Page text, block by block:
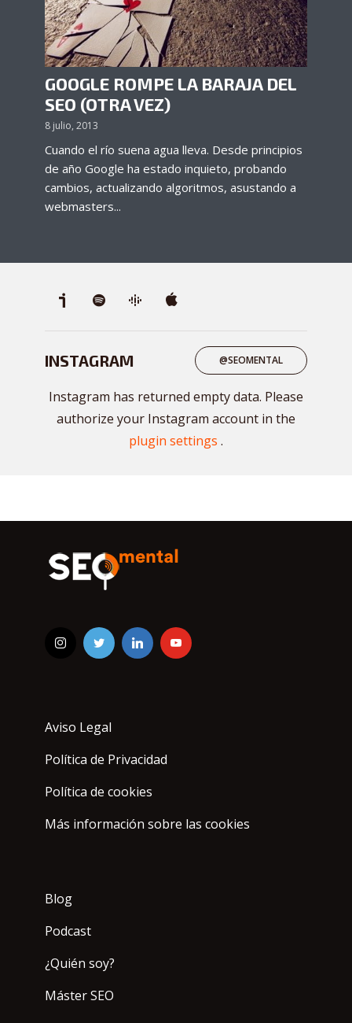
GOOGLE ROMPE LA BARAJA DEL
SEO (OTRA VEZ)
8 julio, 2013
Cuando el río suena agua lleva. Desde principios
de año Google ha estado inquieto, probando
cambios, actualizando algoritmos, asustando a
webmasters...
INSTAGRAM @SEOMENTAL
Instagram has returned empty data. Please
authorize your Instagram account in the
plugin settings .
Aviso Legal
Política de Privacidad
Política de cookies
Más información sobre las cookies
Blog
Podcast
¿Quién soy?
Máster SEO